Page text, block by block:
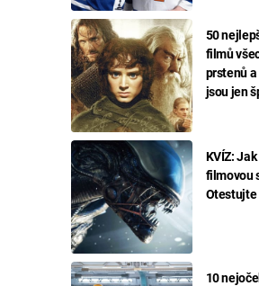
50
filmů
prstenů
jsou jen
KVÍZ:
filmovou
Otestujte
10